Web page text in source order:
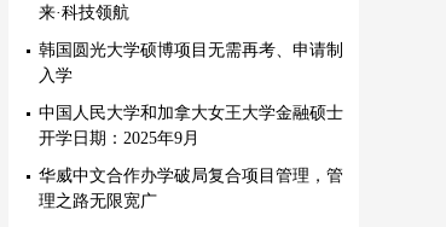
来·科技领航
韩国圆光大学硕博项目无需再考、申请制
入学
中国人民大学和加拿大女王大学金融硕士
开学日期：2025年9月
华威中文合作办学破局复合项目管理，管
理之路无限宽广